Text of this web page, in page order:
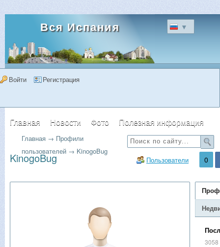
Вся Испания ▼
Войти Регистрация
Главная Новости Фото
Полезная информация
Форум
Объявления Недвижимость
Главная → Профили
пользователей → KinogoBug
0
Пользователи
KinogoBug
3058